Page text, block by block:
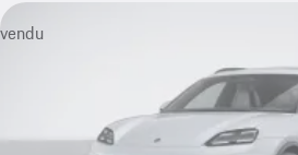
vendu